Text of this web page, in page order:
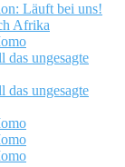
Läuft bei uns!
Afrika
ungesagte
ungesagte